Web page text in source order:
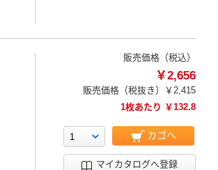
販売価格（税込）
￥2,656
販売価格（税抜き）
￥2,415
1枚あたり ￥132.8
カゴへ
マイカタログへ登録